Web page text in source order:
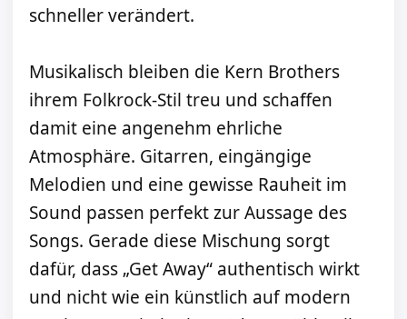
schneller verändert.
Musikalisch bleiben die Kern Brothers
ihrem Folkrock-Stil treu und schaffen
damit eine angenehm ehrliche
Atmosphäre. Gitarren, eingängige
Melodien und eine gewisse Rauheit im
Sound passen perfekt zur Aussage des
Songs. Gerade diese Mischung sorgt
dafür, dass „Get Away“ authentisch wirkt
und nicht wie ein künstlich auf modern